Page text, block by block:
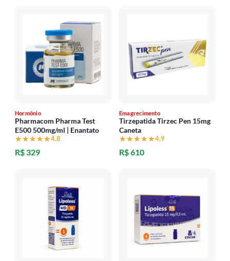
Hormônio
Pharmacom Pharma Test
E500 500mg/ml | Enantato
★★★★★
★★★★★4,8
R$ 329
Emagrecimento
Tirzepatida Tirzec Pen 15mg
Caneta
★★★★★
★★★★★4,9
R$ 610